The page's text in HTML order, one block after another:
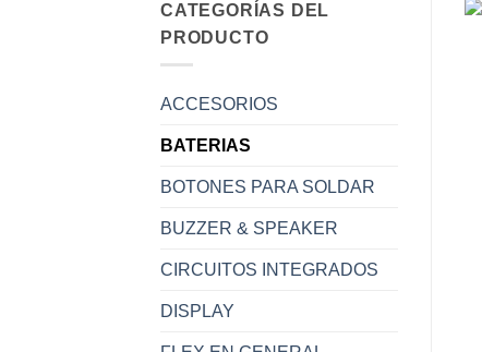
CATEGORÍAS DEL
PRODUCTO
ACCESORIOS
BATERIAS
BOTONES PARA SOLDAR
BUZZER & SPEAKER
CIRCUITOS INTEGRADOS
DISPLAY